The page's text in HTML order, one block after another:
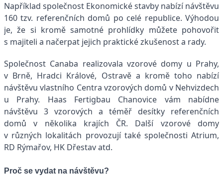
Například společnost Ekonomické stavby nabízí návštěvu
160 tzv. referenčních domů po celé republice. Výhodou
je, že si kromě samotné prohlídky můžete pohovořit
s majiteli a načerpat jejich praktické zkušenost a rady.
Společnost Canaba realizovala vzorové domy u Prahy,
v Brně, Hradci Králové, Ostravě a kromě toho nabízí
návštěvu vlastního Centra vzorových domů v Nehvizdech
u Prahy. Haas Fertigbau Chanovice vám nabídne
návštěvu 3 vzorových a téměř desítky referenčních
domů v několika krajích ČR. Další vzorové domy
v různých lokalitách provozují také společnosti Atrium,
RD Rýmařov, HK Dřestav atd.
Proč se vydat na návštěvu?